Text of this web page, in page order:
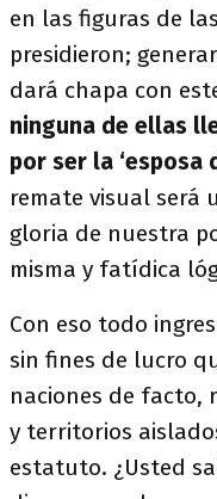
en las figuras de
presidieron;
dará chapa con
ninguna de ellas
por ser la ‘esposa
remate visual será
gloria de nuestra
misma y fatídica
Con eso todo
sin fines de lucro
naciones de facto,
y territorios
estatuto. ¿Usted